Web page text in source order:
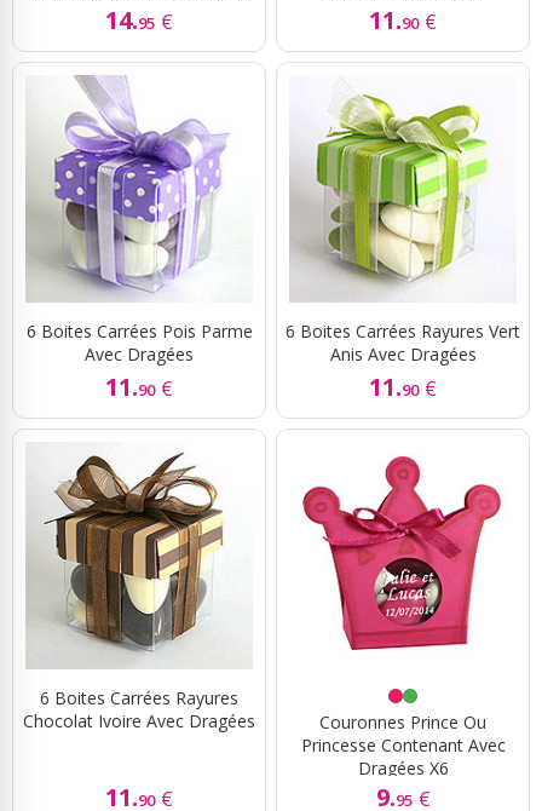
14.95 € 11.90 €
6 Boites Carrées Pois Parme
Avec Dragées
11.90 €
6 Boites Carrées Rayures Vert
Anis Avec Dragées
11.90 €
6 Boites Carrées Rayures
Chocolat Ivoire Avec Dragées
11.90 €
Couronnes Prince Ou
Princesse Contenant Avec
Dragées X6
9.95 €